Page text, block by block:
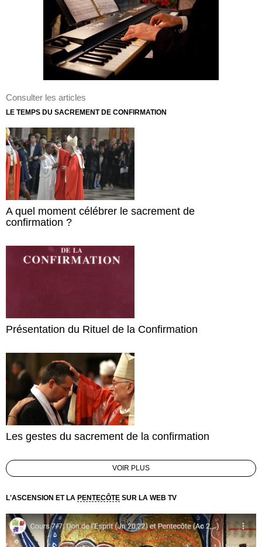
Consulter les articles
LE TEMPS DU SACREMENT DE CONFIRMATION
A quel moment célébrer le sacrement de
confirmation ?
Présentation du Rituel de la Confirmation
Les gestes du sacrement de la confirmation
VOIR PLUS
L'ASCENSION ET LA PENTECÔTE SUR LA WEB TV